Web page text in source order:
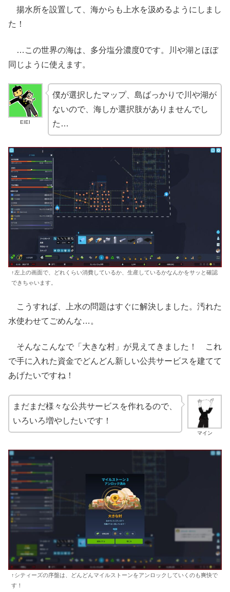
揚水所を設置して、海からも上水を汲めるようにしまし
た！
…この世界の海は、多分塩分濃度0です。川や湖とほぼ
同じように使えます。
EIEI
僕が選択したマップ、島ばっかりで川や湖が
ないので、海しか選択肢がありませんでし
た…
↑左上の画面で、どれくらい消費しているか、生産しているかなんかをサッと確認
できちゃいます。
こうすれば、上水の問題はすぐに解決しました。汚れた
水使わせてごめんな…。
そんなこんなで「大きな村」が見えてきました！ これ
で手に入れた資金でどんどん新しい公共サービスを建てて
あげたいですね！
マイン
まだまだ様々な公共サービスを作れるので、
いろいろ増やしたいです！
↑シティーズの序盤は、どんどんマイルストーンをアンロックしていくのも爽快で
す！